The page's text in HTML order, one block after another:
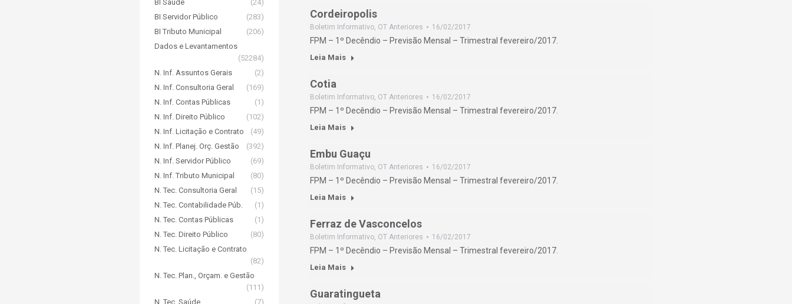
Cordeiropolis
Boletim Informativo, OT Anteriores 16/02/2017
FPM – 1º Decêndio – Previsão Mensal – Trimestral fevereiro/2017.
Leia Mais
Cotia
Boletim Informativo, OT Anteriores 16/02/2017
FPM – 1º Decêndio – Previsão Mensal – Trimestral fevereiro/2017.
Leia Mais
Embu Guaçu
Boletim Informativo, OT Anteriores 16/02/2017
FPM – 1º Decêndio – Previsão Mensal – Trimestral fevereiro/2017.
Leia Mais
Ferraz de Vasconcelos
Boletim Informativo, OT Anteriores 16/02/2017
FPM – 1º Decêndio – Previsão Mensal – Trimestral fevereiro/2017.
Leia Mais
Guaratingueta
BI Saúde
(24)
BI Servidor Público
(283)
BI Tributo Municipal
(206)
Dados e Levantamentos
(52284)
N. Inf. Assuntos Gerais
(2)
N. Inf. Consultoria Geral
(169)
N. Inf. Contas Públicas
(1)
N. Inf. Direito Público
(102)
N. Inf. Licitação e Contrato
(49)
N. Inf. Planej. Orç. Gestão
(392)
N. Inf. Servidor Público
(69)
N. Inf. Tributo Municipal
(80)
N. Tec. Consultoria Geral
(15)
N. Tec. Contabilidade Púb.
(1)
N. Tec. Contas Públicas
(1)
N. Tec. Direito Público
(80)
N. Tec. Licitação e Contrato
(82)
N. Tec. Plan., Orçam. e Gestão
(111)
N. Tec. Saúde
(7)